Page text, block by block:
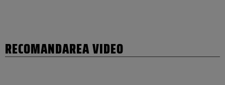
RECOMANDAREA VIDEO